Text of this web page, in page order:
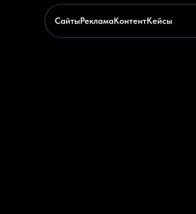
СайтыРекламаКонтентКейсы